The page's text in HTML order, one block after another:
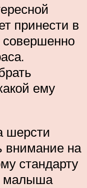
принести в
ему
шерсти
внимание на
стандарту
малыша